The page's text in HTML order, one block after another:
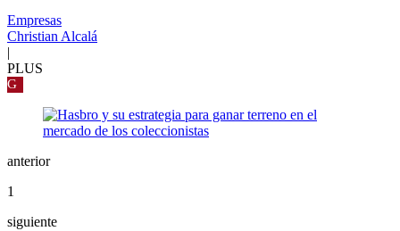
Empresas
Christian Alcalá
PLUS
G
anterior
1
siguiente